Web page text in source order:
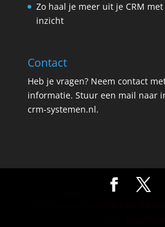
Zo haal je meer uit je CRM
inzicht
Contact
Heb je vragen? Neem contact
informatie. Stuur een mail naar
crm-systemen.nl.